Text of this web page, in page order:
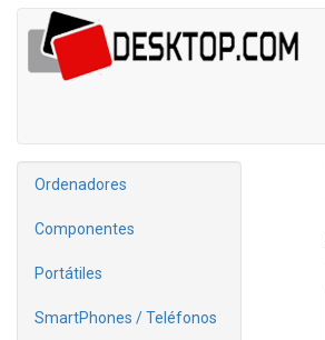
Ordenadores
Componentes
Portátiles
SmartPhones / Teléfonos